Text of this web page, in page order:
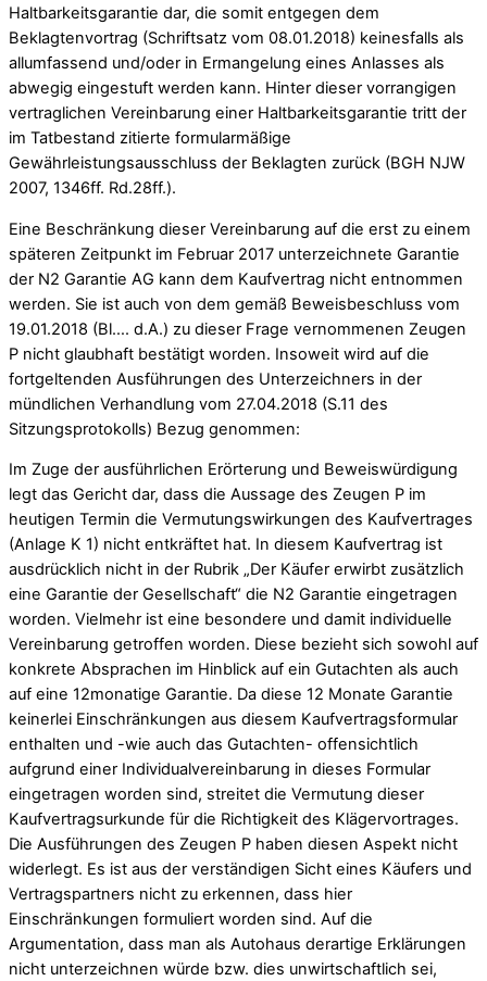
Haltbarkeitsgarantie dar, die somit entgegen dem
Beklagtenvortrag (Schriftsatz vom 08.01.2018) keinesfalls als
allumfassend und/oder in Ermangelung eines Anlasses als
abwegig eingestuft werden kann. Hinter dieser vorrangigen
vertraglichen Vereinbarung einer Haltbarkeitsgarantie tritt der
im Tatbestand zitierte formularmäßige
Gewährleistungsausschluss der Beklagten zurück (BGH NJW
2007, 1346ff. Rd.28ff.).
Eine Beschränkung dieser Vereinbarung auf die erst zu einem
späteren Zeitpunkt im Februar 2017 unterzeichnete Garantie
der N2 Garantie AG kann dem Kaufvertrag nicht entnommen
werden. Sie ist auch von dem gemäß Beweisbeschluss vom
19.01.2018 (Bl…. d.A.) zu dieser Frage vernommenen Zeugen
P nicht glaubhaft bestätigt worden. Insoweit wird auf die
fortgeltenden Ausführungen des Unterzeichners in der
mündlichen Verhandlung vom 27.04.2018 (S.11 des
Sitzungsprotokolls) Bezug genommen:
Im Zuge der ausführlichen Erörterung und Beweiswürdigung
legt das Gericht dar, dass die Aussage des Zeugen P im
heutigen Termin die Vermutungswirkungen des Kaufvertrages
(Anlage K 1) nicht entkräftet hat. In diesem Kaufvertrag ist
ausdrücklich nicht in der Rubrik „Der Käufer erwirbt zusätzlich
eine Garantie der Gesellschaft“ die N2 Garantie eingetragen
worden. Vielmehr ist eine besondere und damit individuelle
Vereinbarung getroffen worden. Diese bezieht sich sowohl auf
konkrete Absprachen im Hinblick auf ein Gutachten als auch
auf eine 12monatige Garantie. Da diese 12 Monate Garantie
keinerlei Einschränkungen aus diesem Kaufvertragsformular
enthalten und -wie auch das Gutachten- offensichtlich
aufgrund einer Individualvereinbarung in dieses Formular
eingetragen worden sind, streitet die Vermutung dieser
Kaufvertragsurkunde für die Richtigkeit des Klägervortrages.
Die Ausführungen des Zeugen P haben diesen Aspekt nicht
widerlegt. Es ist aus der verständigen Sicht eines Käufers und
Vertragspartners nicht zu erkennen, dass hier
Einschränkungen formuliert worden sind. Auf die
Argumentation, dass man als Autohaus derartige Erklärungen
nicht unterzeichnen würde bzw. dies unwirtschaftlich sei,